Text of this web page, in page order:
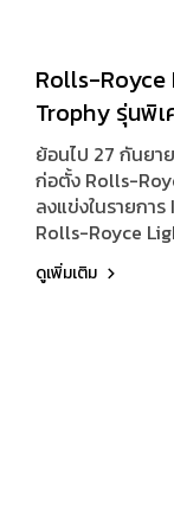
Rolls-Royce
Trophy รุ่นพิ
เมื่อ 120 ปีก่อน
ย้อนไป 27 กันยา
ก่อตั้ง Rolls-
ลงแข่งในรายกา
Rolls-Royce
Course ระยะท
แข่งในยุคนั้นไม่ไ
ดูเพิ่มเติม